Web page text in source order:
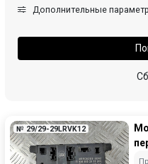
Дополнительные
№ 29/29-29LRVK12